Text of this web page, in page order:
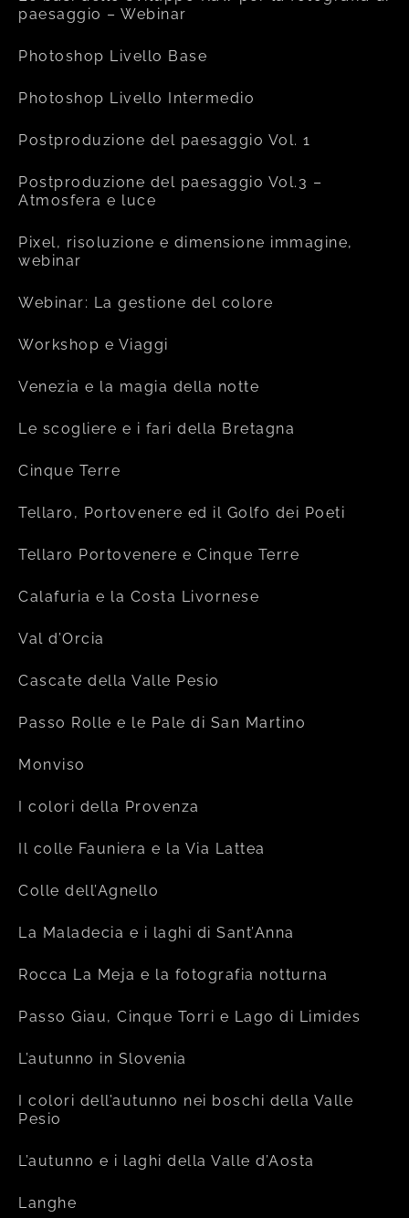
paesaggio – Webinar
Photoshop Livello Base
Photoshop Livello Intermedio
Postproduzione del paesaggio Vol. 1
Postproduzione del paesaggio Vol.3 –
Atmosfera e luce
Pixel, risoluzione e dimensione immagine,
webinar
Webinar: La gestione del colore
Workshop e Viaggi
Venezia e la magia della notte
Le scogliere e i fari della Bretagna
Cinque Terre
Tellaro, Portovenere ed il Golfo dei Poeti
Tellaro Portovenere e Cinque Terre
Calafuria e la Costa Livornese
Val d’Orcia
Cascate della Valle Pesio
Passo Rolle e le Pale di San Martino
Monviso
I colori della Provenza
Il colle Fauniera e la Via Lattea
Colle dell’Agnello
La Maladecia e i laghi di Sant’Anna
Rocca La Meja e la fotografia notturna
Passo Giau, Cinque Torri e Lago di Limides
L’autunno in Slovenia
I colori dell’autunno nei boschi della Valle
Pesio
L’autunno e i laghi della Valle d’Aosta
Langhe